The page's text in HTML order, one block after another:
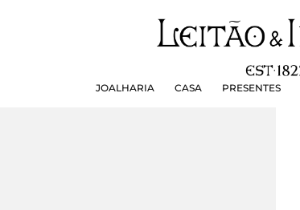
JOALHARIA CASA PRESENTES
PRESENTES